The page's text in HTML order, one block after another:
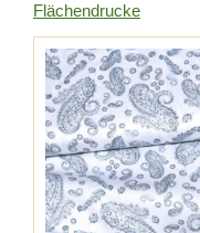
Flächendrucke